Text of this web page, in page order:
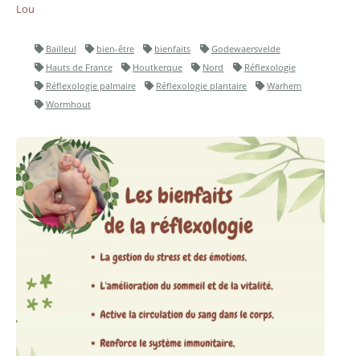
Lou
Bailleul bien-être bienfaits
Godewaersvelde
Hauts de France
Houtkerque Nord
Réflexologie
Réflexologie palmaire
Réflexologie plantaire
Warhem
Wormhout